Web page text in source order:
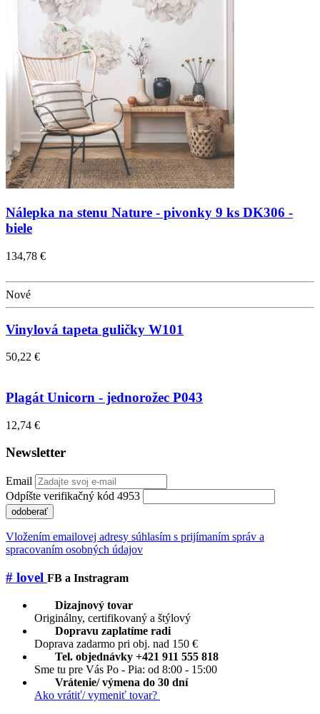
Nálepka na stenu Nature - pivonky 9 ks DK306 -
biele
134,78 €
Nové
Vinylová tapeta guličky W101
50,22 €
Plagát Unicorn - jednorožec P043
12,74 €
Newsletter
Email
Odpíšte verifikačný kód 4953
odoberať
Vložením emailovej adresy súhlasím s prijímaním správ a
spracovaním osobných údajov
# lovel FB a Instragram
Dizajnový tovar
Originálny, certifikovaný a štýlový
Dopravu zaplatíme radi
Doprava zadarmo pri obj. nad 150 €
Tel. objednávky +421 911 555 818
Sme tu pre Vás Po - Pia: od 8:00 - 15:00
Vrátenie/ výmena do 30 dní
Ako vrátiť/ vymeniť tovar?